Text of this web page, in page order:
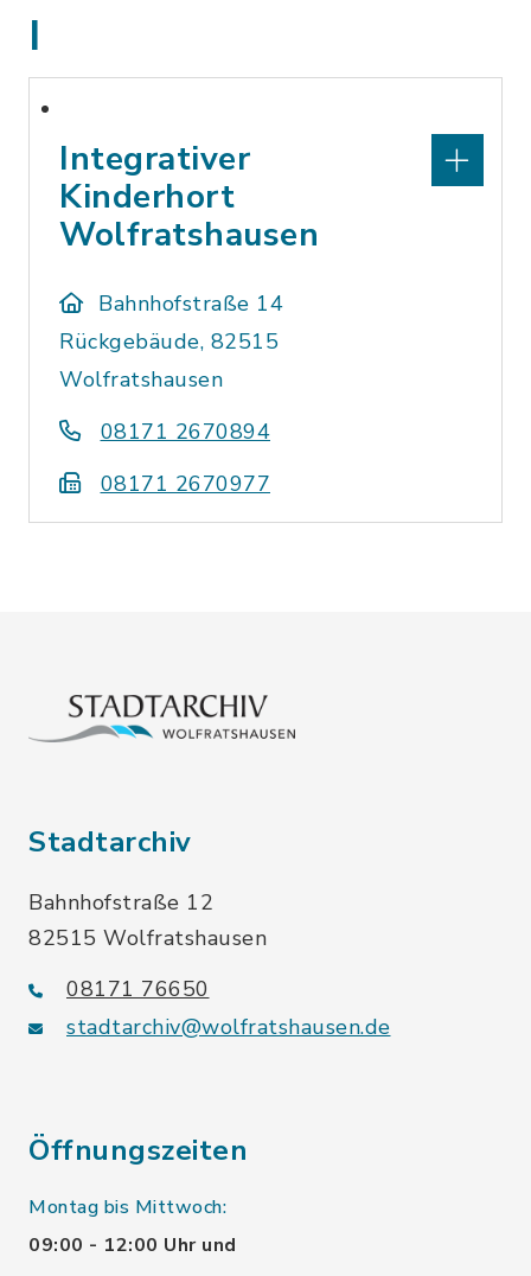
I
Integrativer
Kinderhort
Wolfratshausen
Bahnhofstraße 14
Rückgebäude, 82515
Wolfratshausen
08171 2670894
08171 2670977
Stadtarchiv
Bahnhofstraße 12
82515 Wolfratshausen
08171 76650
stadtarchiv@wolfratshausen.de
Öffnungszeiten
Montag bis Mittwoch:
09:00 - 12:00 Uhr und